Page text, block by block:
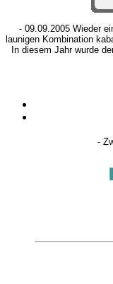
- 09.09.2005 Wieder
launigen Kombination
In diesem Jahr wurde
-